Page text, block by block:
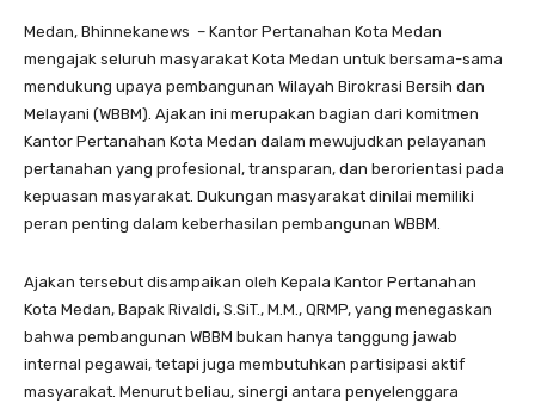
Medan, Bhinnekanews – Kantor Pertanahan Kota Medan
mengajak seluruh masyarakat Kota Medan untuk bersama-sama
mendukung upaya pembangunan Wilayah Birokrasi Bersih dan
Melayani (WBBM). Ajakan ini merupakan bagian dari komitmen
Kantor Pertanahan Kota Medan dalam mewujudkan pelayanan
pertanahan yang profesional, transparan, dan berorientasi pada
kepuasan masyarakat. Dukungan masyarakat dinilai memiliki
peran penting dalam keberhasilan pembangunan WBBM.
Ajakan tersebut disampaikan oleh Kepala Kantor Pertanahan
Kota Medan, Bapak Rivaldi, S.SiT., M.M., QRMP, yang menegaskan
bahwa pembangunan WBBM bukan hanya tanggung jawab
internal pegawai, tetapi juga membutuhkan partisipasi aktif
masyarakat. Menurut beliau, sinergi antara penyelenggara